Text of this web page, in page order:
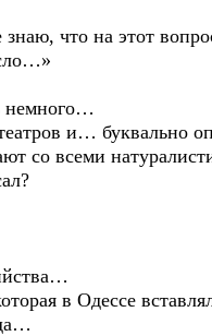
что на этот
немного…
и… буквально
со всеми
в Одессе